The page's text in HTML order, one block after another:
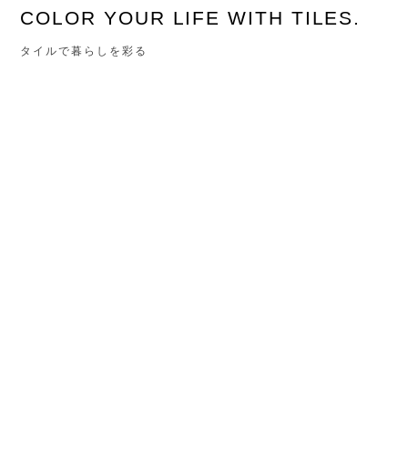
COLOR YOUR LIFE WITH TILES.
タイルで暮らしを彩る